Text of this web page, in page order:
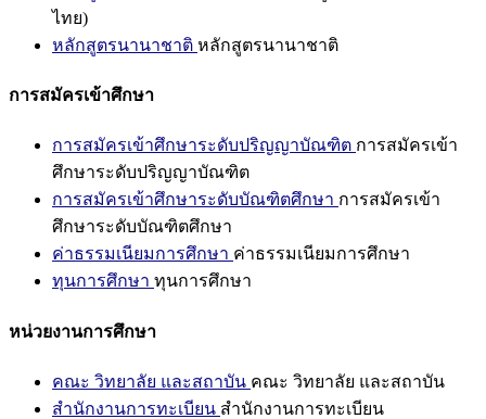
ไทย)
หลักสูตรนานาชาติ หลักสูตรนานาชาติ
การสมัครเข้าศึกษา
การสมัครเข้าศึกษาระดับปริญญาบัณฑิต การสมัครเข้า
ศึกษาระดับปริญญาบัณฑิต
การสมัครเข้าศึกษาระดับบัณฑิตศึกษา การสมัครเข้า
ศึกษาระดับบัณฑิตศึกษา
ค่าธรรมเนียมการศึกษา ค่าธรรมเนียมการศึกษา
ทุนการศึกษา ทุนการศึกษา
หน่วยงานการศึกษา
คณะ วิทยาลัย และสถาบัน คณะ วิทยาลัย และสถาบัน
สำนักงานการทะเบียน สำนักงานการทะเบียน